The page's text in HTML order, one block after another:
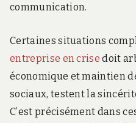
communication.
Certaines situations
entreprise en crise doit
économique et maintien
sociaux, testent la
C’est précisément dans